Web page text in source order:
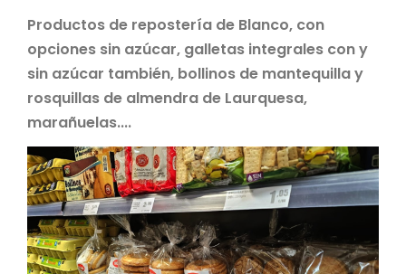
Productos de repostería de Blanco, con
opciones sin azúcar, galletas integrales con y
sin azúcar también, bollinos de mantequilla y
rosquillas de almendra de Laurquesa,
marañuelas....